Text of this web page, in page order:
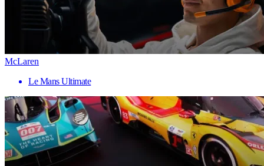
McLaren
Le Mans Ultimate